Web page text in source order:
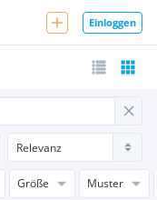
Einloggen
Größe
Muster